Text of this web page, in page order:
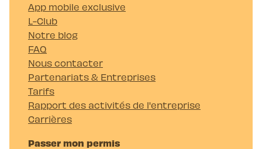
App mobile exclusive
L-Club
Notre blog
FAQ
Nous contacter
Partenariats & Entreprises
Tarifs
Rapport des activités de l'entreprise
Carrières
Passer mon permis